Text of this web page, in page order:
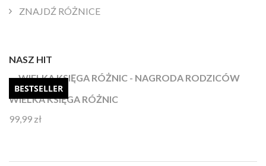
ZNAJDŹ RÓŻNICE
NASZ HIT
BESTSELLER
WIELKA KSIĘGA RÓŻNIC
Oceniono
99,99 zł